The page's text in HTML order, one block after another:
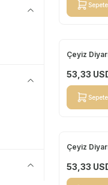
Yeni
Çeyiz
53,33
Yeni
Çeyiz
53,33